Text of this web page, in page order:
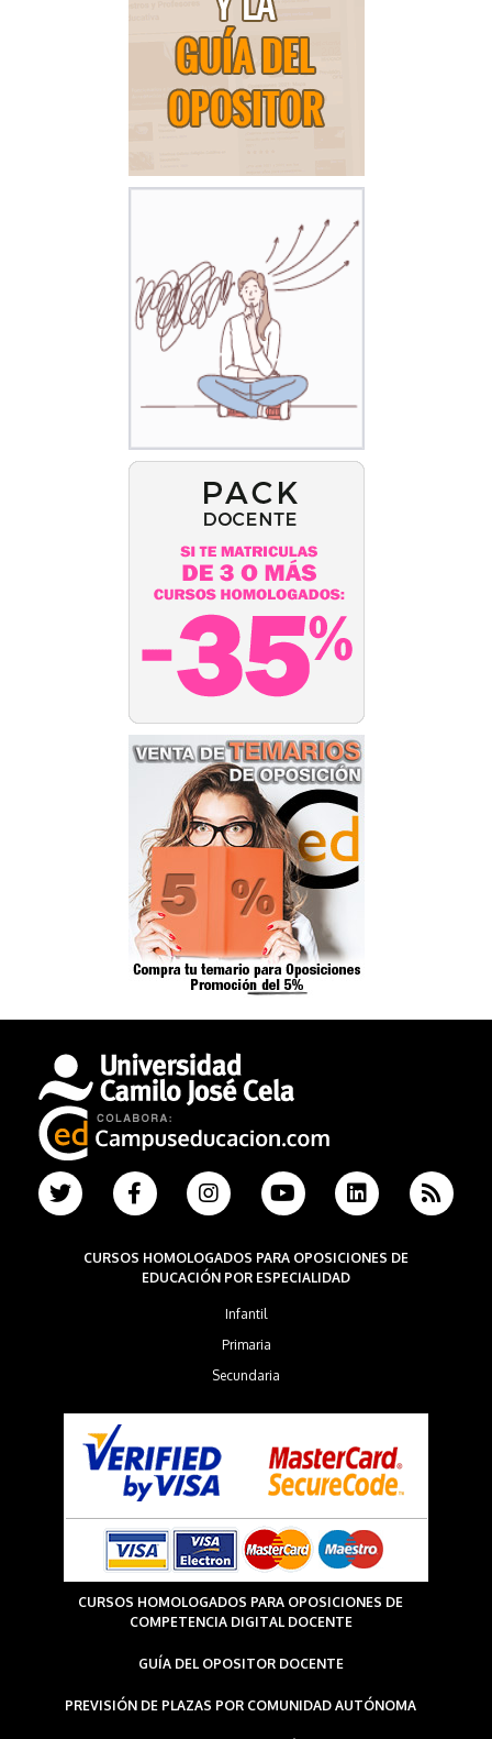
CURSOS HOMOLOGADOS PARA OPOSICIONES DE
EDUCACIÓN POR ESPECIALIDAD
Infantil
Primaria
Secundaria
CURSOS HOMOLOGADOS PARA OPOSICIONES DE
COMPETENCIA DIGITAL DOCENTE
GUÍA DEL OPOSITOR DOCENTE
PREVISIÓN DE PLAZAS POR COMUNIDAD AUTÓNOMA